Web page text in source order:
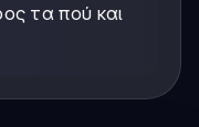
τα πού και